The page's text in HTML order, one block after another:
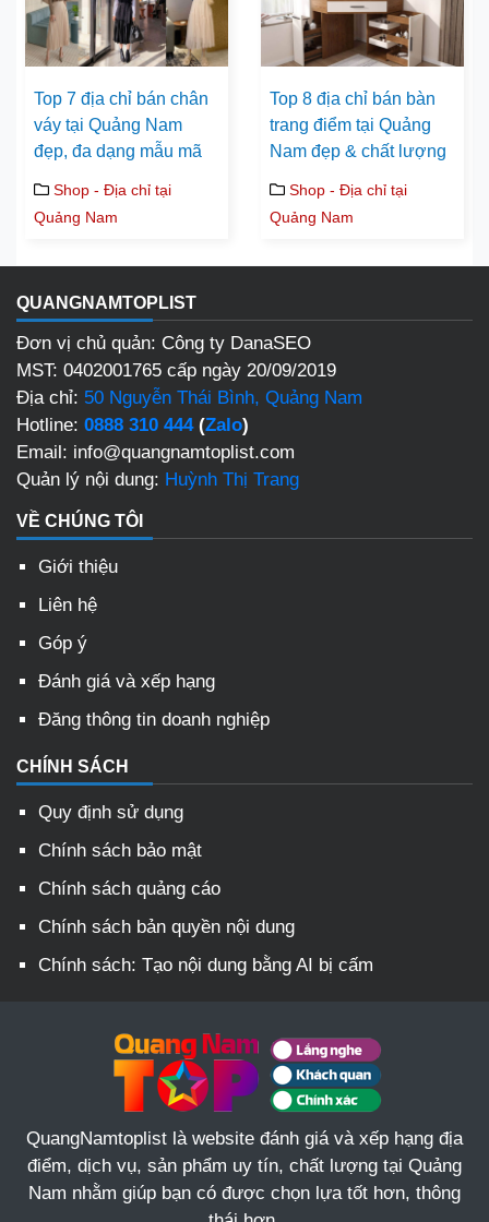
Top 7 địa chỉ bán chân
váy tại Quảng Nam
đẹp, đa dạng mẫu mã
Shop - Địa chỉ tại
Quảng Nam
Top 8 địa chỉ bán bàn
trang điểm tại Quảng
Nam đẹp & chất lượng
Shop - Địa chỉ tại
Quảng Nam
QUANGNAMTOPLIST
Đơn vị chủ quản: Công ty DanaSEO
MST: 0402001765 cấp ngày 20/09/2019
Địa chỉ: 50 Nguyễn Thái Bình, Quảng Nam
Hotline: 0888 310 444(Zalo)
Email: info@quangnamtoplist.com
Quản lý nội dung: Huỳnh Thị Trang
VỀ CHÚNG TÔI
Giới thiệu
Liên hệ
Góp ý
Đánh giá và xếp hạng
Đăng thông tin doanh nghiệp
CHÍNH SÁCH
Quy định sử dụng
Chính sách bảo mật
Chính sách quảng cáo
Chính sách bản quyền nội dung
Chính sách: Tạo nội dung bằng AI bị cấm
QuangNamtoplist là website đánh giá và xếp hạng địa
điểm, dịch vụ, sản phẩm uy tín, chất lượng tại Quảng
Nam nhằm giúp bạn có được chọn lựa tốt hơn, thông